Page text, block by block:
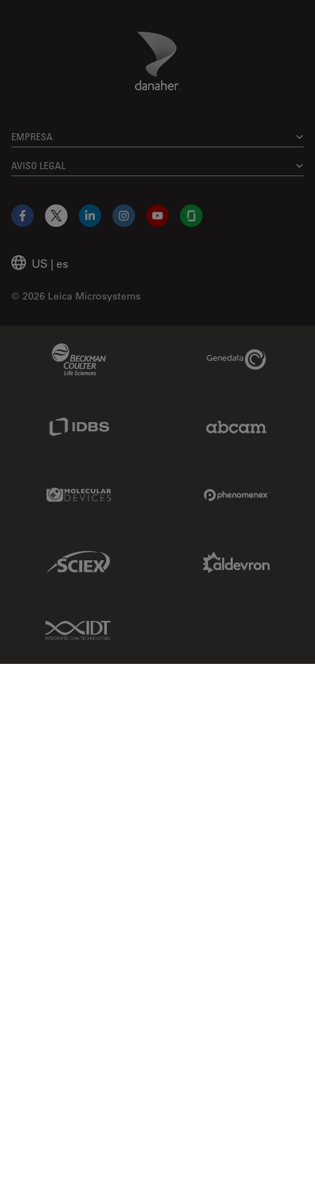
Danaher Logo
EMPRESA
AVISO LEGAL
US | es
© 2026 Leica Microsystems
Facebook
X LinkedInInstagramYouTubeGlassdoor
Genedata Link
Molecular Devices Link
Sciex Link
IDT Link